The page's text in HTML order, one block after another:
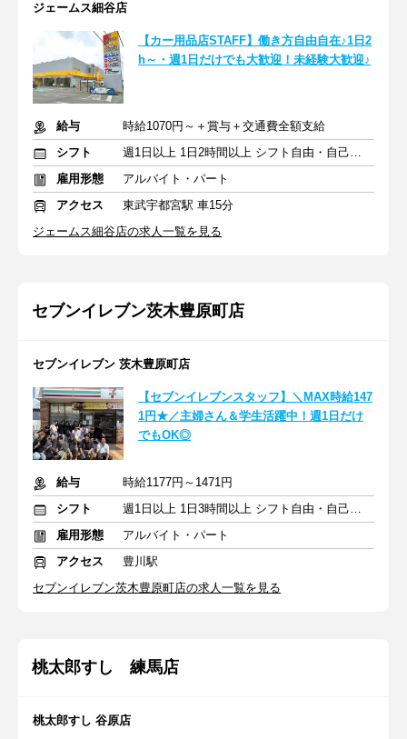
ジェームス細谷店
【カー用品店STAFF】働き方自由自在♪1日2
h～・週1日だけでも大歓迎！未経験大歓迎♪
給与
時給1070円～＋賞与＋交通費全額支給
シフト
週1日以上 1日2時間以上 シフト自由・自己申告
雇用形態
アルバイト・パート
アクセス
東武宇都宮駅 車15分
ジェームス細谷店の求人一覧を見る
セブンイレブン茨木豊原町店
セブンイレブン 茨木豊原町店
【セブンイレブンスタッフ】＼MAX時給147
1円★／主婦さん＆学生活躍中！週1日だけ
でもOK◎
給与
時給1177円～1471円
シフト
週1日以上 1日3時間以上 シフト自由・自己申告
雇用形態
アルバイト・パート
アクセス
豊川駅
セブンイレブン茨木豊原町店の求人一覧を見る
桃太郎すし 練馬店
桃太郎すし 谷原店